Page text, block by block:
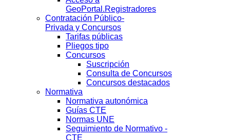
GeoPortal.Registradores
Contratación Público-
Privada y Concursos
Tarifas públicas
Pliegos tipo
Concursos
Suscripción
Consulta de Concursos
Concursos destacados
Normativa
Normativa autonómica
Guías CTE
Normas UNE
Seguimiento de Normativo -
CTE